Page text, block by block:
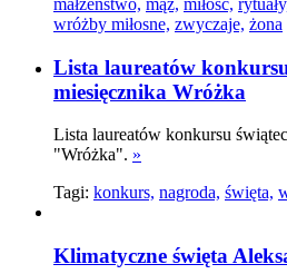
małżeństwo, mąż, miłość,
wróżby miłosne, zwyczaje, żona
Lista laureatów
miesięcznika Wróżka
Lista laureatów konkursu
"Wróżka". »
Tagi: konkurs, nagroda, święta,
Klimatyczne święta